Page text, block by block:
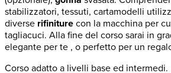
stabilizzatori, tessuti, cartamodelli
diverse rifiniture con la macchina per
tagliacuci. Alla fine del corso sarai in
elegante per te , o perfetto per un
Corso adatto a livelli base ed intermedi.